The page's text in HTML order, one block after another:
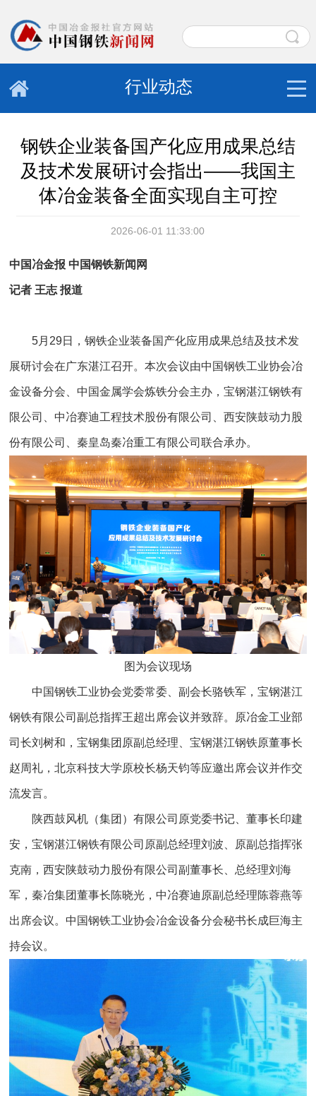
行业动态
钢铁企业装备国产化应用成果总结
及技术发展研讨会指出——我国主
体冶金装备全面实现自主可控
2026-06-01 11:33:00
中国冶金报 中国钢铁新闻网
记者 王志报道
5月29日，钢铁企业装备国产化应用成果总结及技术发
展研讨会在广东湛江召开。本次会议由中国钢铁工业协会冶
金设备分会、中国金属学会炼铁分会主办，宝钢湛江钢铁有
限公司、中冶赛迪工程技术股份有限公司、西安陕鼓动力股
份有限公司、秦皇岛秦冶重工有限公司联合承办。
图为会议现场
中国钢铁工业协会党委常委、副会长骆铁军，宝钢湛江
钢铁有限公司副总指挥王超出席会议并致辞。原冶金工业部
司长刘树和，宝钢集团原副总经理、宝钢湛江钢铁原董事长
赵周礼，北京科技大学原校长杨天钧等应邀出席会议并作交
流发言。
陕西鼓风机（集团）有限公司原党委书记、董事长印建
安，宝钢湛江钢铁有限公司原副总经理刘波、原副总指挥张
克南，西安陕鼓动力股份有限公司副董事长、总经理刘海
军，秦冶集团董事长陈晓光，中冶赛迪原副总经理陈蓉燕等
出席会议。中国钢铁工业协会冶金设备分会秘书长成巨海主
持会议。